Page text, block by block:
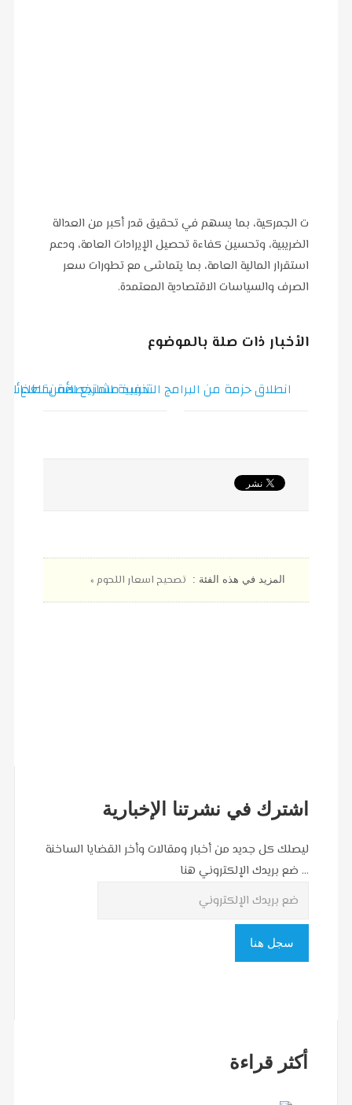
ت الجمركية، بما يسهم في تحقيق قدر أكبر من العدالة
الضريبية، وتحسين كفاءة تحصيل الإيرادات العامة، ودعم
استقرار المالية العامة، بما يتماشى مع تطورات سعر
الصرف والسياسات الاقتصادية المعتمدة.
الأخبار ذات صلة بالموضوع
انطلاق حزمة من البرامج التدريبية المتخصصة بقطاع
تنفيذ مشاريع الأمن الغذائي
المزيد في هذه الفئة : تصحيح اسعار اللحوم »
اشترك في نشرتنا الإخبارية
ليصلك كل جديد من أخبار ومقالات وأخر القضايا الساخنة
... ضع بريدك الإلكتروني هنا
أكثر قراءة